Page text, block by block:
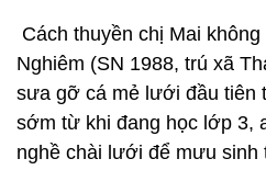
Cách thuyền chị Mai
Nghiêm (SN 1988, trú xã
sưa gỡ cá mẻ lưới đầu tiên
sớm từ khi đang học lớp 3,
nghề chài lưới để mưu